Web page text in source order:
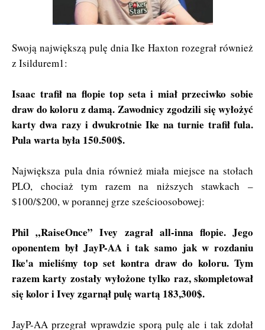
Swoją największą pulę dnia Ike Haxton rozegrał również
z Isildurem1:
Isaac trafił na flopie top seta i miał przeciwko sobie
draw do koloru z damą. Zawodnicy zgodzili się wyłożyć
karty dwa razy i dwukrotnie Ike na turnie trafił fula.
Pula warta była 150.500$.
Największa pula dnia również miała miejsce na stołach
PLO, chociaż tym razem na niższych stawkach –
$100/$200, w porannej grze sześcioosobowej:
Phil „RaiseOnce” Ivey zagrał all-inna flopie. Jego
oponentem był JayP-AA i tak samo jak w rozdaniu
Ike'a mieliśmy top set kontra draw do koloru. Tym
razem karty zostały wyłożone tylko raz, skompletował
się kolor i Ivey zgarnął pulę wartą 183,300$.
JayP-AA przegrał wprawdzie sporą pulę ale i tak zdołał